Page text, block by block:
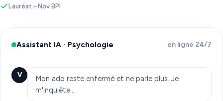
Lauréat i-Nov BPI
Assistant IA · Psychologie en ligne 24/7
V
Mon ado reste enfermé et ne parle plus. Je
m'inquiète…